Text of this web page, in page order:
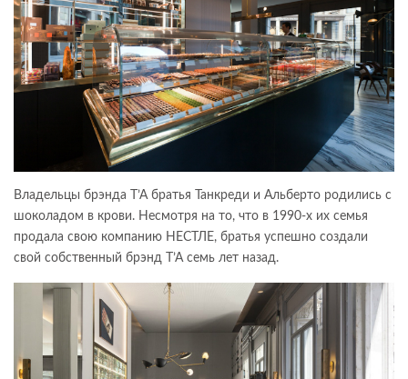
Владельцы брэнда T’A братья Танкреди и Альберто родились с
шоколадом в крови. Несмотря на то, что в 1990-х их семья
продала свою компанию НЕСТЛЕ, братья успешно создали
свой собственный брэнд T’A семь лет назад.